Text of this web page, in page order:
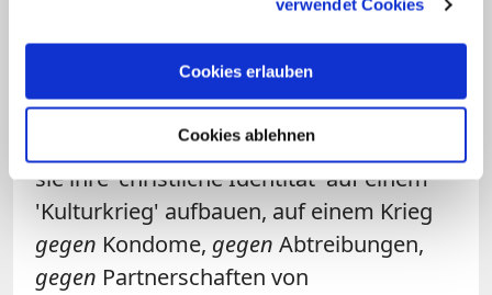
verwendet Cookies
Cookies erlauben
Cookies ablehnen
Haltbarkeitsdatum längst abgelaufen
ist". Über diese Thematik hinaus kritisiert
der Theologe einen nicht "kleinen Teil der
Christen", die heute "einen so entleerten
positiven Glaubensinhalt" hätten, "dass
sie ihre 'christliche Identität' auf einem
'Kulturkrieg' aufbauen, auf einem Krieg
gegen Kondome, gegen Abtreibungen,
gegen Partnerschaften von